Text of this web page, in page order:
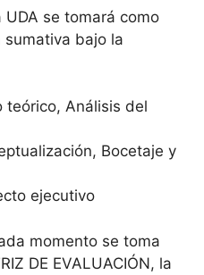
se tomará como
sumativa bajo la
teórico, Análisis del
Bocetaje y
ejecutivo
momento se toma
DE EVALUACIÓN, la